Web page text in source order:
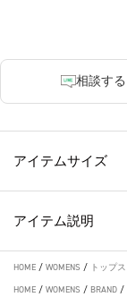
相談する
アイテムサイズ
アイテム説明
HOME / WOMENS / トップス
HOME / WOMENS / BRAND /